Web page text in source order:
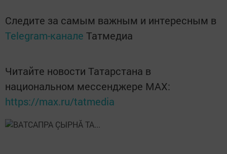
Следите за самым важным и интересным в
Telegram-канале Татмедиа
Читайте новости Татарстана в
национальном мессенджере MАХ:
https://max.ru/tatmedia